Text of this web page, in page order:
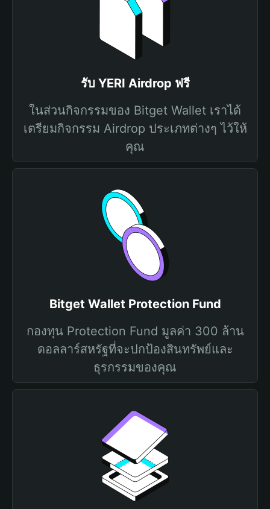
รับ YERI Airdrop ฟรี
ในส่วนกิจกรรมของ Bitget Wallet เราได้
เตรียมกิจกรรม Airdrop ประเภทต่างๆ ไว้ให้
คุณ
Bitget Wallet Protection Fund
กองทุน Protection Fund มูลค่า 300 ล้าน
ดอลลาร์สหรัฐที่จะปกป้องสินทรัพย์และ
ธุรกรรมของคุณ